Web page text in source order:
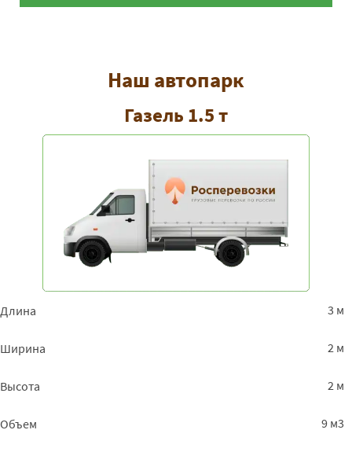
Наш автопарк
Газель 1.5 т
Длина 3 м
Ширина 2 м
Высота 2 м
Объем 9 м3